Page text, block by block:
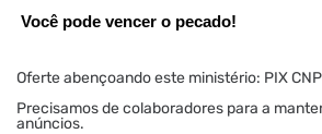
Você pode vencer o pecado!
Oferte abençoando este ministério: PIX
Precisamos de colaboradores para a
anúncios.